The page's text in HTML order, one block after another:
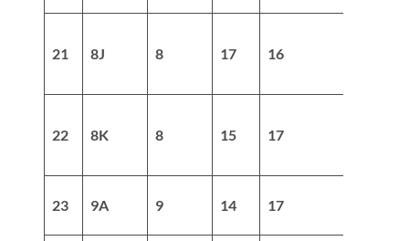
21 8J 8 17 16
22 8K 8 15 17
23 9A 9 14 17